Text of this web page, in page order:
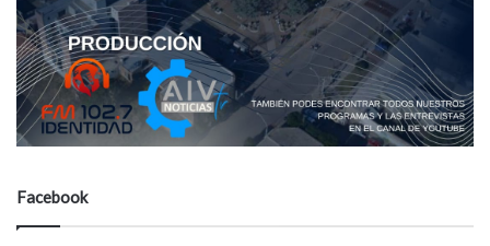
Facebook